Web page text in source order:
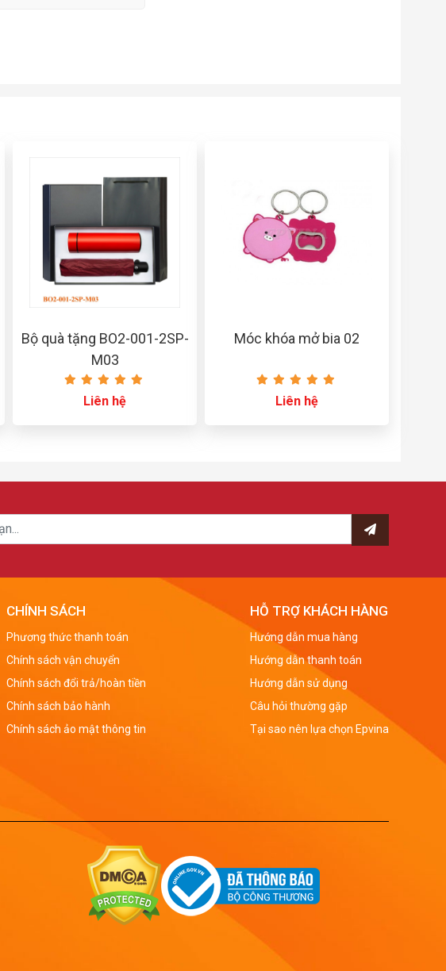
Bộ quà tặng BO2-001-2SP-
M03
Liên hệ
Móc khóa mở bia 02
Liên hệ
CHÍNH SÁCH
Phương thức thanh toán
Chính sách vận chuyển
Chính sách đổi trả/hoàn tiền
Chính sách bảo hành
Chính sách ảo mật thông tin
HỖ TRỢ KHÁCH HÀNG
Hướng dẫn mua hàng
Hướng dẫn thanh toán
Hướng dẫn sử dụng
Câu hỏi thường gặp
Tại sao nên lựa chọn Epvina